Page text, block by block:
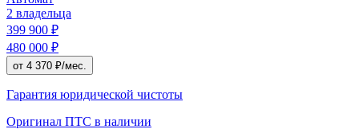
2 владельца
399 900 ₽
480 000 ₽
от 4 370 ₽/мес.
Гарантия юридической чистоты
Оригинал ПТС в наличии